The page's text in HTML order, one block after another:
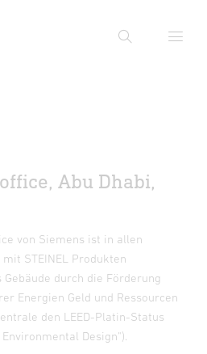
Suche
Abu Dhabi,
von Siemens ist in allen
STEINEL Produkten
durch die Förderung
Energien Geld und Ressourcen
den LEED-Platin-Status
Design").